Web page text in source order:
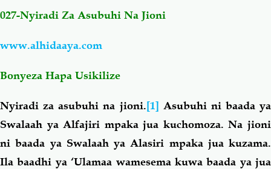
Salaf Wa Ummah
Fiqh-Ibaadah
Fataawa Za Ulamaa Kauli Za Salaf
Akhlaaq-Aadaab Raqaaiq
027-Nyiradi Za Asubuhi Na Jioni
www.alhidaaya.com
Bonyeza Hapa Usikilize
Nyiradi za asubuhi na jioni.[1] Asubuhi ni baada ya
Swalaah ya Alfajiri mpaka jua kuchomoza. Na jioni
ni baada ya Swalaah ya Alasiri mpaka jua kuzama.
Ila baadhi ya ‘Ulamaa wamesema kuwa baada ya jua